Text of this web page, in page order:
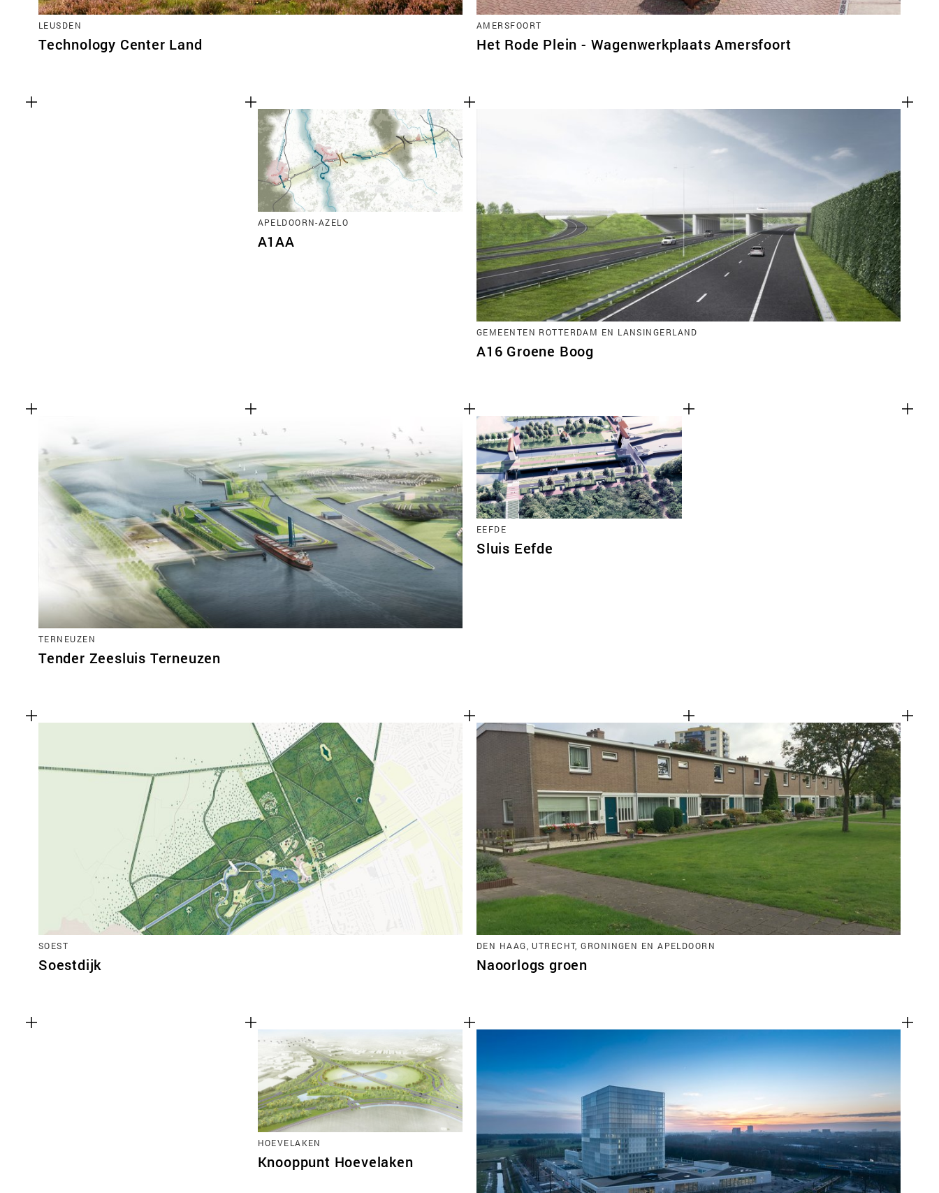
LEUSDEN
Technology Center Land
AMERSFOORT
Het Rode Plein - Wagenwerkplaats Amersfoort
APELDOORN-AZELO
A1AA
GEMEENTEN ROTTERDAM EN LANSINGERLAND
A16 Groene Boog
TERNEUZEN
Tender Zeesluis Terneuzen
EEFDE
Sluis Eefde
SOEST
Soestdijk
DEN HAAG, UTRECHT, GRONINGEN EN APELDOORN
Naoorlogs groen
HOEVELAKEN
Knooppunt Hoevelaken